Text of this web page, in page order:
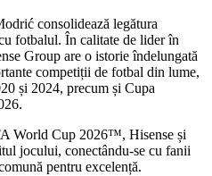
consolidează legătura
fotbalul. În calitate de lider în
Group are o istorie îndelungată
competiții de fotbal din lume,
și 2024, precum și Cupa
World Cup 2026™, Hisense și
jocului, conectându-se cu fanii
pentru excelență.